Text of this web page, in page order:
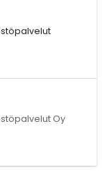
Oy